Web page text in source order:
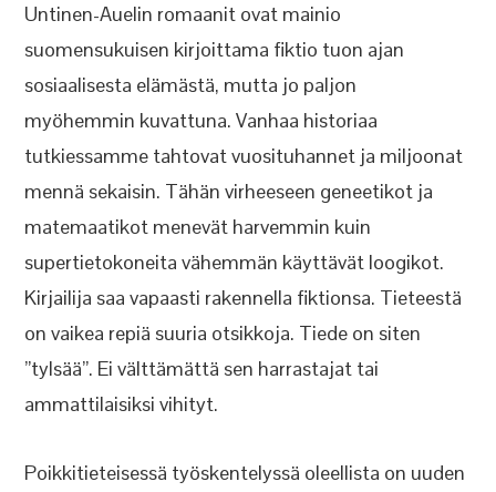
Untinen-Auelin romaanit ovat mainio
suomensukuisen kirjoittama fiktio tuon ajan
sosiaalisesta elämästä, mutta jo paljon
myöhemmin kuvattuna. Vanhaa historiaa
tutkiessamme tahtovat vuosituhannet ja miljoonat
mennä sekaisin. Tähän virheeseen geneetikot ja
matemaatikot menevät harvemmin kuin
supertietokoneita vähemmän käyttävät loogikot.
Kirjailija saa vapaasti rakennella fiktionsa. Tieteestä
on vaikea repiä suuria otsikkoja. Tiede on siten
”tylsää”. Ei välttämättä sen harrastajat tai
ammattilaisiksi vihityt.
Poikkitieteisessä työskentelyssä oleellista on uuden